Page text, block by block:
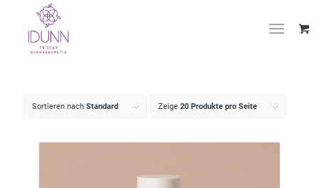
Sortieren nach Standard Zeige 20 Produkte pro Seite